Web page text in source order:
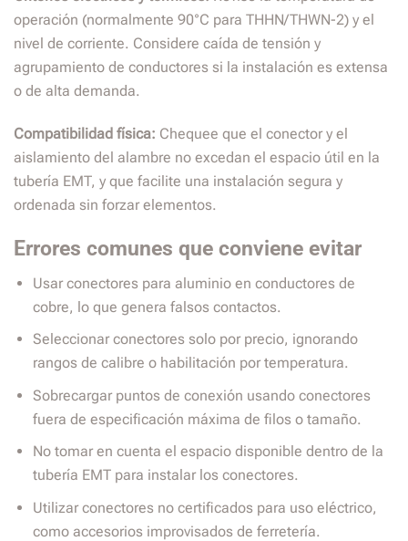
operación (normalmente 90°C para THHN/THWN-2) y el
nivel de corriente. Considere caída de tensión y
agrupamiento de conductores si la instalación es extensa
o de alta demanda.
Compatibilidad física: Chequee que el conector y el
aislamiento del alambre no excedan el espacio útil en la
tubería EMT, y que facilite una instalación segura y
ordenada sin forzar elementos.
Errores comunes que conviene evitar
Usar conectores para aluminio en conductores de
cobre, lo que genera falsos contactos.
Seleccionar conectores solo por precio, ignorando
rangos de calibre o habilitación por temperatura.
Sobrecargar puntos de conexión usando conectores
fuera de especificación máxima de filos o tamaño.
No tomar en cuenta el espacio disponible dentro de la
tubería EMT para instalar los conectores.
Utilizar conectores no certificados para uso eléctrico,
como accesorios improvisados de ferretería.